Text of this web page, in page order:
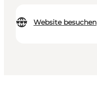
Website besuchen